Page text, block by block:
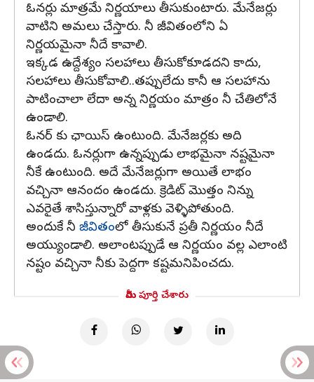
ఓనర్లు మాత్రమే నిర్ణయాలు తీసుకుంటారు. మేనేజర్లు
వాటిని అమలు చేస్తారు. నీ జీవితంలోని ఏ
నిర్ణయమైనా నీదే కావాలి.
ఇక్కడ ఉద్దేశ్యం సలహాలు తీసుకోకూడదని కాదు,
సలహాలు తీసుకోవాలి..తప్పులేదు కానీ ఆ సలహాను
పాటించాలా లేదా అన్న నిర్ణయం మాత్రం నీ చేతిలోనే
ఉండాలి.
ఓనర్ కు ఛాయిస్ ఉంటుంది. మేనేజర్లకు అది
ఉండదు. ఓనర్లుగా ఉన్నప్పుడు లాభమైనా నష్టమైనా
నీకే ఉంటుంది. అదే మేనేజర్లుగా అయితే లాభం
వచ్చినా ఆనందం ఉండదు. క్రెడిట్ మొత్తం నిన్ను
ఎవరైతే శాసిస్తున్నారో వాళ్లకు వెళ్ళిపోతుంది.
అందుకే నీ జీవితంలో తీసుకునే ప్రతీ నిర్ణయం నీదే
అయ్యుండాలి. అలాంటప్పుడే ఆ నిర్ణయం వల్ల ఎలాంటి
నష్టం వచ్చినా నీకు పెద్దగా కష్టమనిపించదు.
మీరు పూర్తి చేశారు